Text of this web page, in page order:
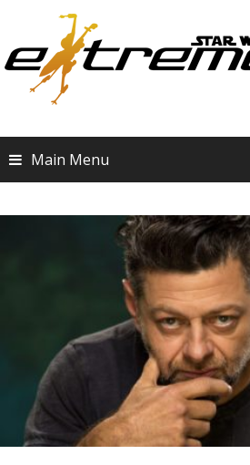
content
Main Menu